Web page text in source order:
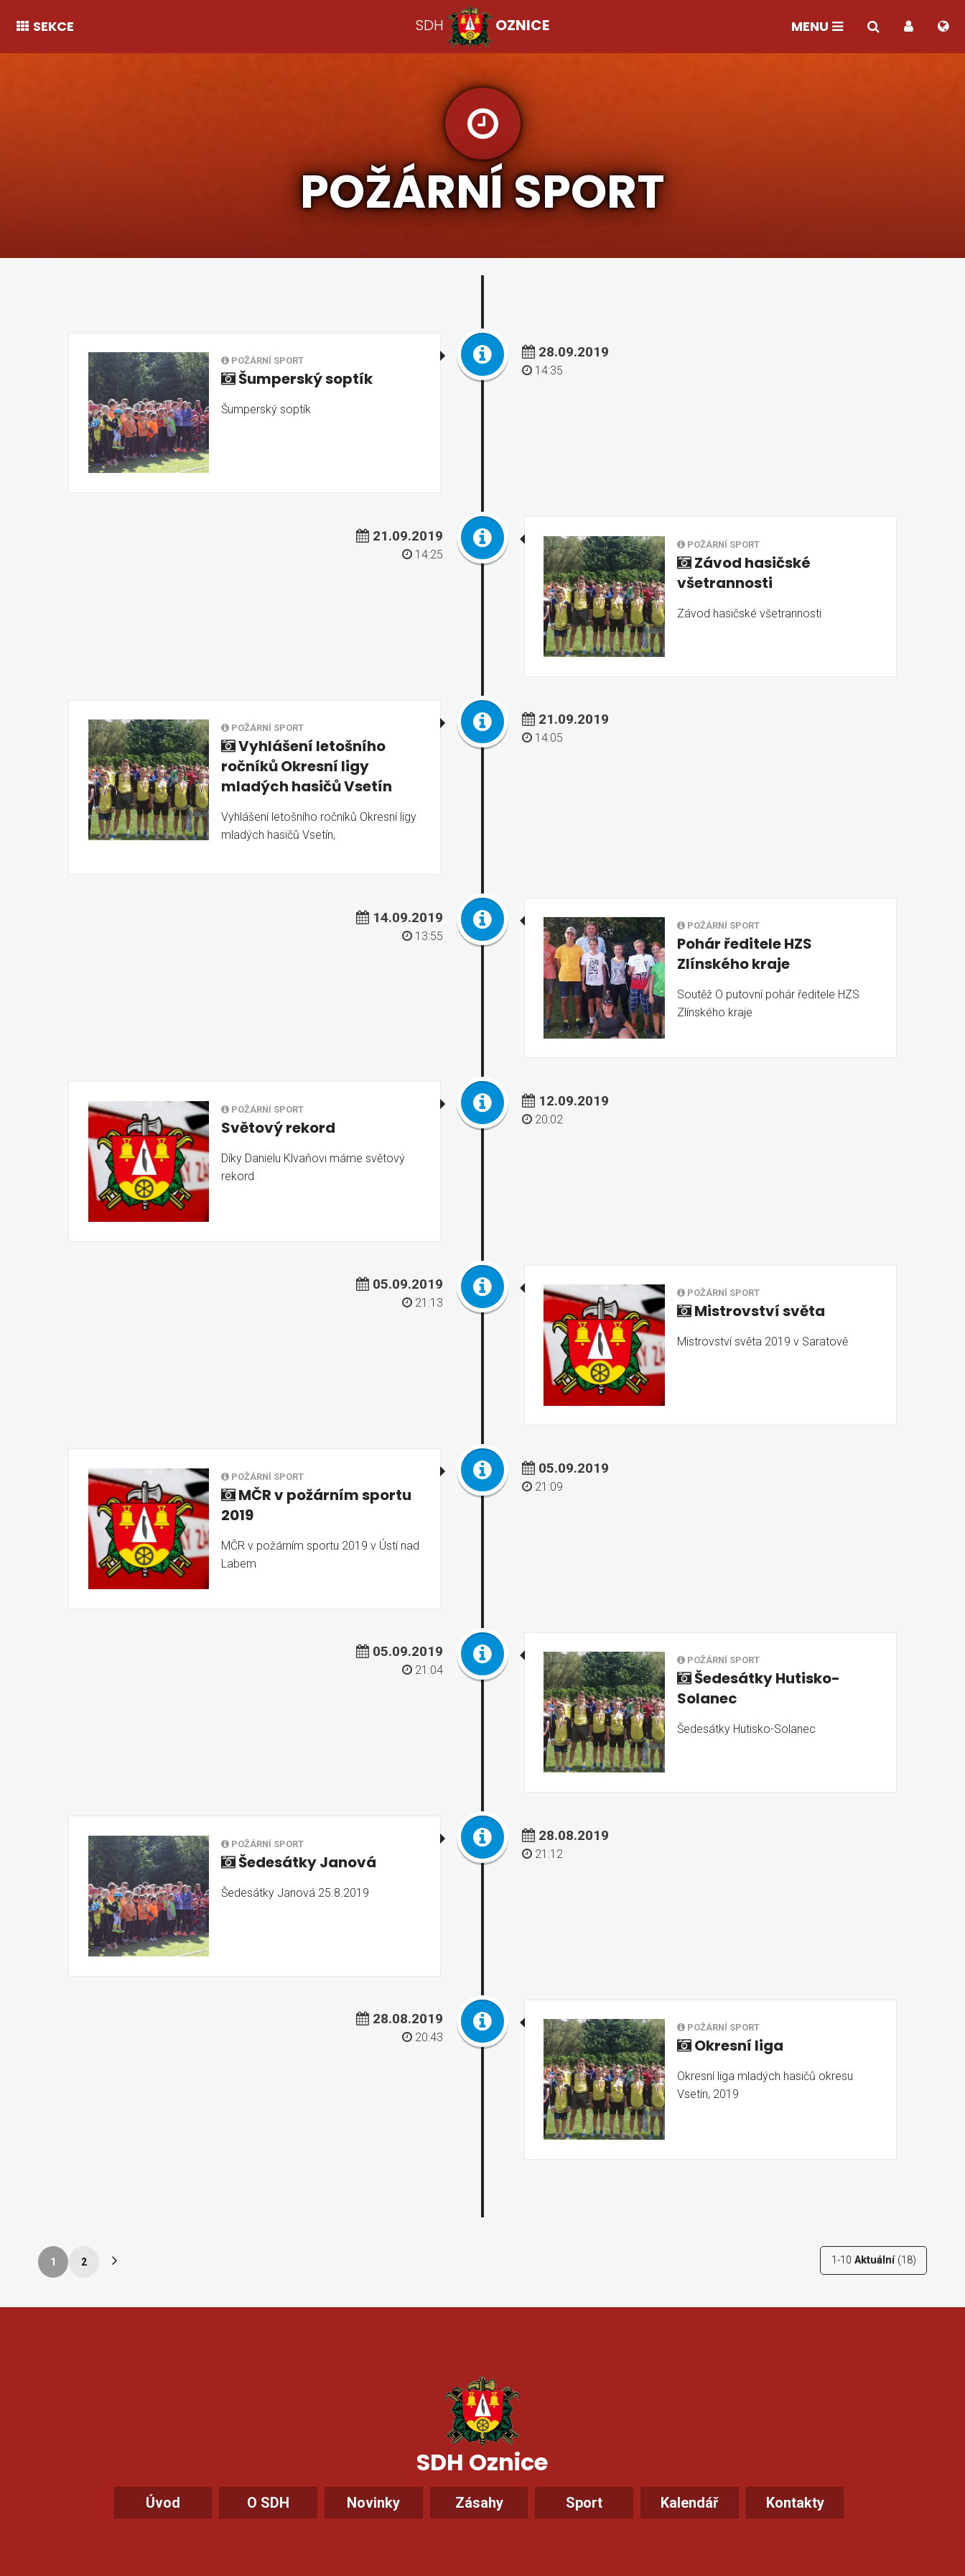
SEKCE SDH OZNICE MENU
POŽÁRNÍ SPORT
POŽÁRNÍ SPORT
Šumperský soptík
Šumperský soptík
28.09.2019
14:35
POŽÁRNÍ SPORT
Závod hasičské
všetrannosti
Závod hasičské všetrannosti
21.09.2019
14:25
POŽÁRNÍ SPORT
Vyhlášení letošního
ročníků Okresní ligy
mladých hasičů Vsetín
Vyhlášení letošního ročníků Okresní ligy
mladých hasičů Vsetín,
21.09.2019
14:05
POŽÁRNÍ SPORT
Pohár ředitele HZS
Zlínského kraje
Soutěž O putovní pohár ředitele HZS
Zlínského kraje
14.09.2019
13:55
POŽÁRNÍ SPORT
Světový rekord
Díky Danielu Klvaňovi máme světový
rekord
12.09.2019
20:02
POŽÁRNÍ SPORT
Mistrovství světa
Mistrovství světa 2019 v Saratově
05.09.2019
21:13
POŽÁRNÍ SPORT
MČR v požárním sportu
2019
MČR v požárním sportu 2019 v Ústí nad
Labem
05.09.2019
21:09
POŽÁRNÍ SPORT
Šedesátky Hutisko-
Solanec
Šedesátky Hutisko-Solanec
05.09.2019
21:04
POŽÁRNÍ SPORT
Šedesátky Janová
Šedesátky Janová 25.8.2019
28.08.2019
21:12
POŽÁRNÍ SPORT
Okresní liga
Okresní liga mladých hasičů okresu
Vsetín, 2019
28.08.2019
20:43
1 2 1-10 Aktuální(18)
SDH Oznice
Úvod O SDH Novinky Zásahy Sport Kalendář Kontakty